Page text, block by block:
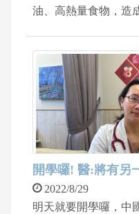
油、高熱量食物，造
廚張焮雄，推出健康
捲佐梅子醬」和「泰
又健康，享受美食、健康不
建議掌握「低鹽、高
慢性病患者如糖尿病
餅屬於高熱量食物，
餅的熱量接近 1 碗白
小塊狀與親朋好友分
肪飆升。
開學囉! 醫:將有另
2022/8/29
明天就要開學囉，中